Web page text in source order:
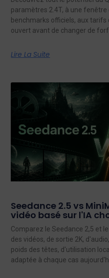
paramètres 2.4T, à une fenêtre
benchmarks officiels, aux
ouvert avant de changer de
Lire La Suite
Seedance 2.5 vs
vidéo basé sur l'IA
Comparez le Seedance 2,5 et
des vidéos, de sortie 2K,
poids des têtes, d'utilisation
adaptée à chaque cas